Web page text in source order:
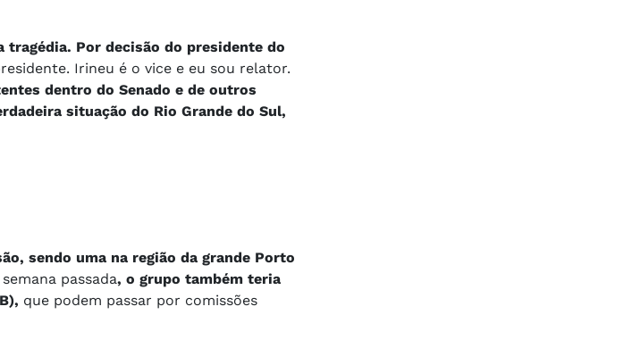
Por decisão do presidente do
Irineu é o vice e eu sou relator.
dentro do Senado e de outros
situação do Rio Grande do Sul,
sendo uma na região da grande Porto
semana passada, o grupo também teria
que podem passar por comissões